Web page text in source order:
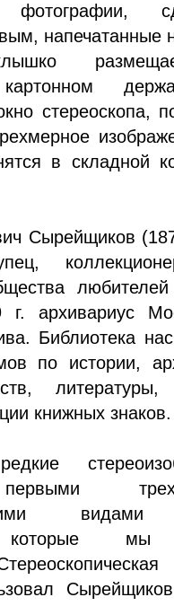
фотографии,
напечатанные
картонном
стереоскопа,
в складной
Сырейщиков
архивариус
Библиотека
по истории,
литературы,
книжных знаков.
которые